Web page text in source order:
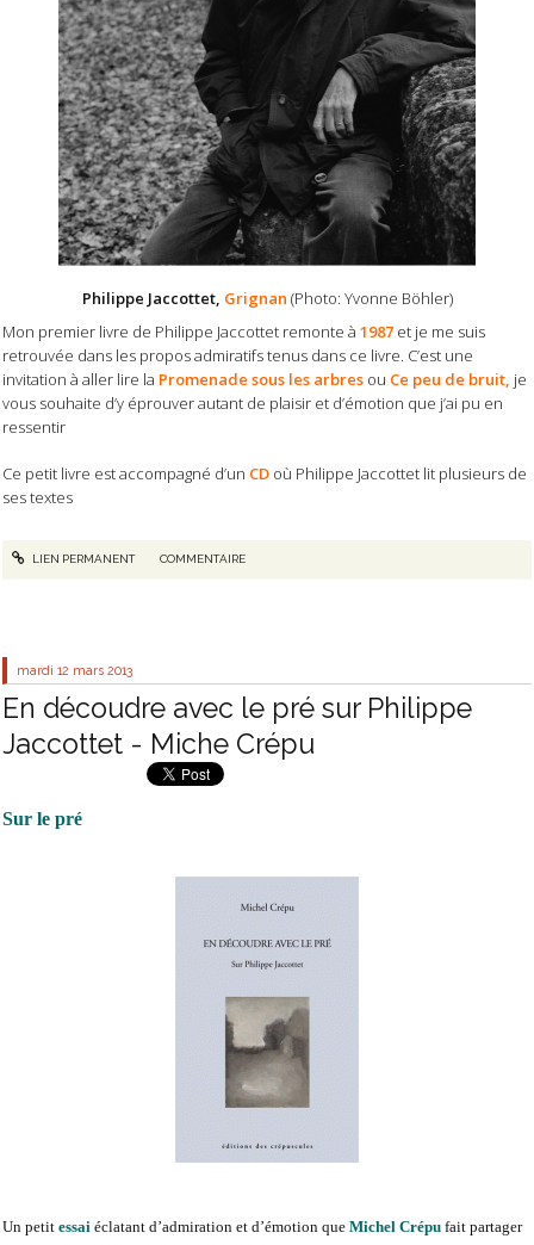
Philippe Jaccottet, Grignan (Photo: Yvonne Böhler)
Mon premier livre de Philippe Jaccottet remonte à 1987 et je me suis
retrouvée dans les propos admiratifs tenus dans ce livre. C’est une
invitation à aller lire la Promenade sous les arbres ou Ce peu de bruit, je
vous souhaite d’y éprouver autant de plaisir et d’émotion que j’ai pu en
ressentir
Ce petit livre est accompagné d’un CD où Philippe Jaccottet lit plusieurs de
ses textes
LIEN PERMANENT COMMENTAIRE
mardi 12 mars 2013
En découdre avec le pré sur Philippe
Jaccottet - Miche Crépu
Sur le pré
Un petit essai éclatant d’admiration et d’émotion que Michel Crépu fait partager